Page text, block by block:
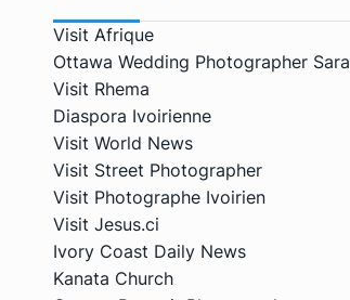
Visit Afrique
Ottawa Wedding Photographer Sara
Visit Rhema
Diaspora Ivoirienne
Visit World News
Visit Street Photographer
Visit Photographe Ivoirien
Visit Jesus.ci
Ivory Coast Daily News
Kanata Church